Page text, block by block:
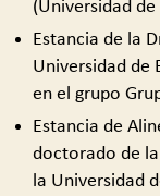
(Universidad
Estancia de la
Universidad de
en el grupo
Estancia de
doctorado de la
la Universidad